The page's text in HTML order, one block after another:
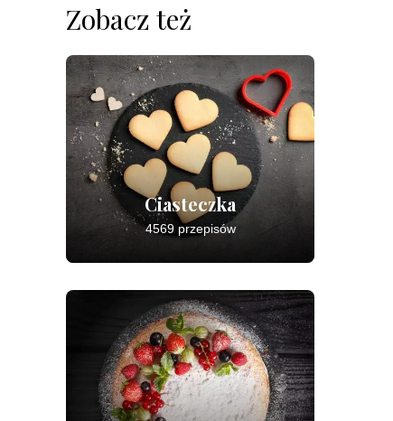
Zobacz też
Ciasteczka
4569 przepisów